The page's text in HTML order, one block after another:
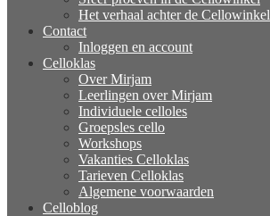
Het verhaal achter de Cellowinkel
Contact
Inloggen en account
Celloklas
Over Mirjam
Leerlingen over Mirjam
Individuele celloles
Groepsles cello
Workshops
Vakanties Celloklas
Tarieven Celloklas
Algemene voorwaarden
Celloblog